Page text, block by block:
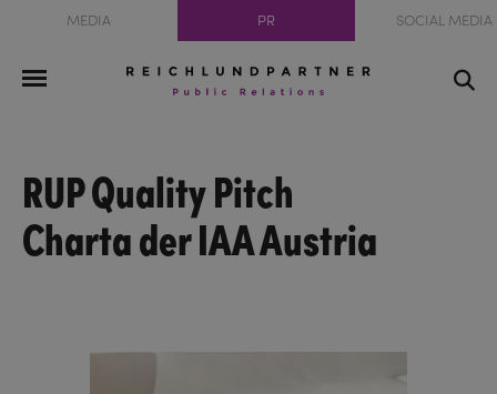
MEDIA PR SOCIAL MEDIA
RUP Quality Pitch
Charta der IAA Austria